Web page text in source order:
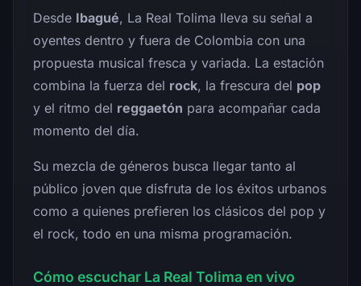
Desde Ibagué, La Real Tolima lleva su señal a
oyentes dentro y fuera de Colombia con una
propuesta musical fresca y variada. La estación
combina la fuerza del rock, la frescura del pop
y el ritmo del reggaetón para acompañar cada
momento del día.
Su mezcla de géneros busca llegar tanto al
público joven que disfruta de los éxitos urbanos
como a quienes prefieren los clásicos del pop y
el rock, todo en una misma programación.
Cómo escuchar La Real Tolima en vivo